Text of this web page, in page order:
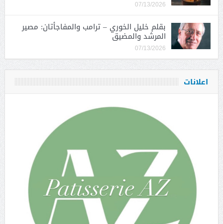
07/13/2026
بقلم خليل الخوري – ترامب والمفاجأتان: مصير
المرشد والمضيق
07/13/2026
اعلانات